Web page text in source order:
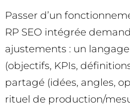
Passer d’un
RP SEO intégrée
ajustements : un
(objectifs, KPIs,
partagé (idées, angles,
rituel de production/